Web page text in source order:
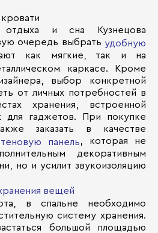
отдыха и сна Кузнецова
очередь выбрать удобную
как мягкие, так и на
каркасе. Кроме
выбор конкретной
от личных потребностей в
хранения, встроенной
для гаджетов. При покупке
заказать в качестве
панель , которая не
декоративным
но и усилит звукоизоляцию
вещей
в спальне необходимо
систему хранения.
большой площадью